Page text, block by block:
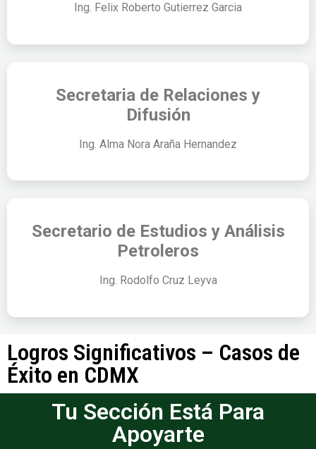
Ing. Felix Roberto Gutierrez Garcia
Secretaria de Relaciones y
Difusión
Ing. Alma Nora Araña Hernandez
Secretario de Estudios y Análisis
Petroleros
Ing. Rodolfo Cruz Leyva
Logros Significativos – Casos de
Éxito en CDMX
Tu Sección Está Para
Apoyarte